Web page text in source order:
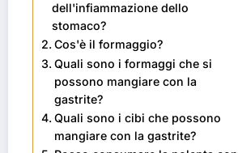
dell'infiammazione dello
stomaco?
Cos'è il formaggio?
Quali sono i formaggi che si
possono mangiare con la
gastrite?
Quali sono i cibi che possono
mangiare con la gastrite?